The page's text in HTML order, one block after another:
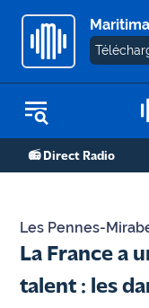
Maritima
📻 Direct Radio
REPLAY RADIO
REPLAY TV
Martigues
de Berre
Les Pennes-
La France a
talent : les